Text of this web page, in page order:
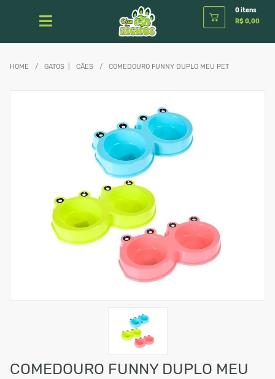
0 itens
R$ 0,00
HOME / GATOS CÃES / COMEDOURO FUNNY DUPLO MEU PET
COMEDOURO FUNNY DUPLO MEU